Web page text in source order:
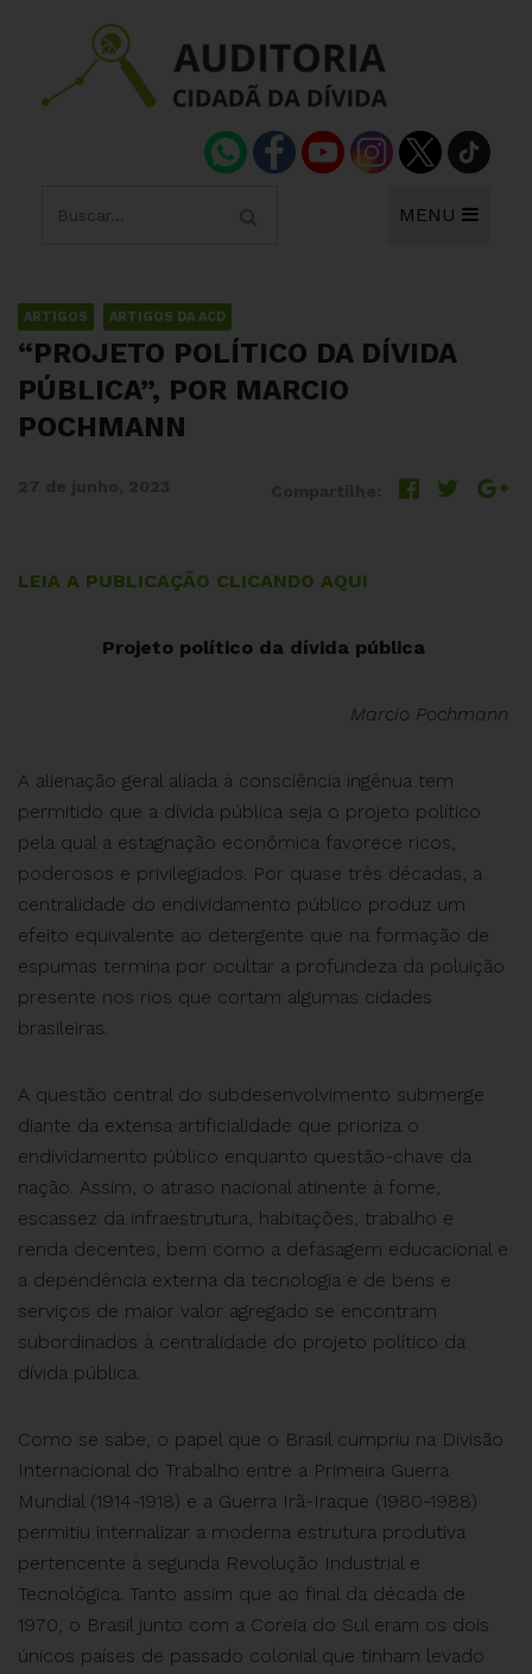
MENU
ARTIGOS ARTIGOS DA ACD
“PROJETO POLÍTICO DA DÍVIDA
PÚBLICA”, POR MARCIO
POCHMANN
LEIA A PUBLICAÇÃO CLICANDO AQUI
Projeto político da dívida pública
Marcio Pochmann
A alienação geral aliada à consciência ingênua tem
permitido que a dívida pública seja o projeto político
pela qual a estagnação econômica favorece ricos,
poderosos e privilegiados. Por quase três décadas, a
centralidade do endividamento público produz um
efeito equivalente ao detergente que na formação de
espumas termina por ocultar a profundeza da poluição
presente nos rios que cortam algumas cidades
brasileiras.
A questão central do subdesenvolvimento submerge
diante da extensa artificialidade que prioriza o
endividamento público enquanto questão-chave da
nação. Assim, o atraso nacional atinente à fome,
escassez da infraestrutura, habitações, trabalho e
renda decentes, bem como a defasagem educacional e
a dependência externa da tecnologia e de bens e
serviços de maior valor agregado se encontram
subordinados à centralidade do projeto político da
dívida pública.
Como se sabe, o papel que o Brasil cumpriu na Divisão
Internacional do Trabalho entre a Primeira Guerra
Mundial (1914-1918) e a Guerra Irã-Iraque (1980-1988)
permitiu internalizar a moderna estrutura produtiva
pertencente à segunda Revolução Industrial e
Tecnológica. Tanto assim que ao final da década de
1970, o Brasil junto com a Coreia do Sul eram os dois
únicos países de passado colonial que tinham levado